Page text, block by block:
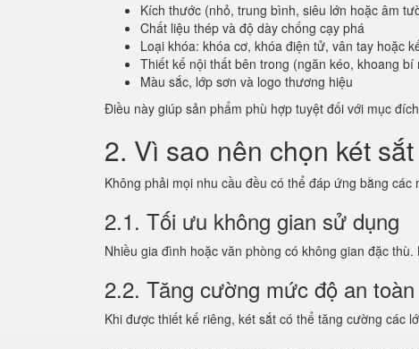
Kích thước (nhỏ, trung bình, siêu lớn hoặc âm
Chất liệu thép và độ dày chống cạy phá
Loại khóa: khóa cơ, khóa điện tử, vân tay hoặc
Thiết kế nội thất bên trong (ngăn kéo, khoang
Màu sắc, lớp sơn và logo thương hiệu
Điều này giúp sản phẩm phù hợp tuyệt đối với mục
2. Vì sao nên chọn két
Không phải mọi nhu cầu đều có thể đáp ứng bằng
2.1. Tối ưu không gian sử dụng
Nhiều gia đình hoặc văn phòng có không gian đặc
2.2. Tăng cường mức độ an toàn
Khi được thiết kế riêng, két sắt có thể tăng cường các